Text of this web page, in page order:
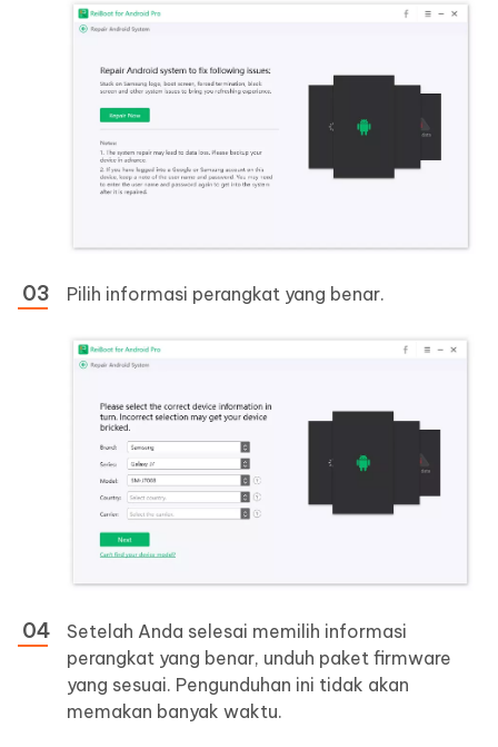
Pilih informasi perangkat yang benar.
Setelah Anda selesai memilih informasi
perangkat yang benar, unduh paket firmware
yang sesuai. Pengunduhan ini tidak akan
memakan banyak waktu.